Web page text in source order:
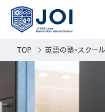
TOP 英語の塾・スクー